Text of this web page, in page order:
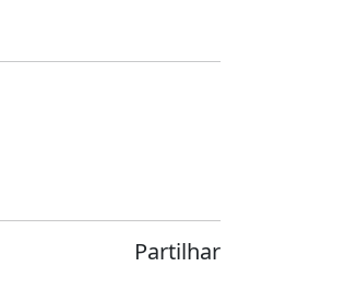
Partilhar